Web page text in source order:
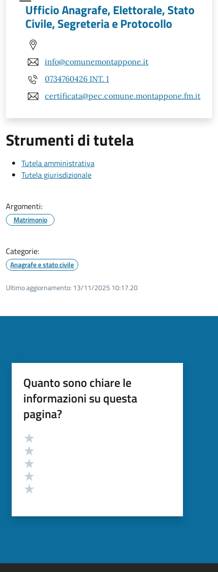
Ufficio Anagrafe, Elettorale, Stato
Civile, Segreteria e Protocollo
info@comunemontappone.it
0734760426 INT. 1
certificata@pec.comune.montappone.fm.it
Strumenti di tutela
Tutela amministrativa
Tutela giurisdizionale
Argomenti:
Matrimonio
Categorie:
Anagrafe e stato civile
Ultimo aggiornamento: 13/11/2025 10:17.20
Quanto sono chiare le
informazioni su questa
pagina?
Valutazione